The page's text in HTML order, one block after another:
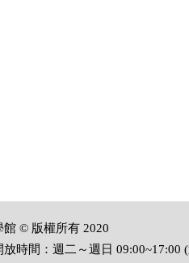
館 © 版權所有 2020
時間：週二～週日 09:00~17:00